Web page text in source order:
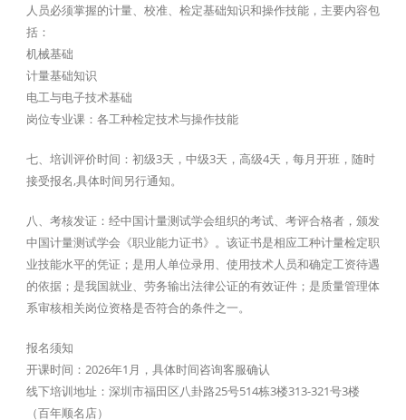
人员必须掌握的计量、校准、检定基础知识和操作技能，主要内容包
括：
机械基础
计量基础知识
电工与电子技术基础
岗位专业课：各工种检定技术与操作技能
七、培训评价时间：初级3天，中级3天，高级4天，每月开班，随时
接受报名,具体时间另行通知。
八、考核发证：经中国计量测试学会组织的考试、考评合格者，颁发
中国计量测试学会《职业能力证书》。该证书是相应工种计量检定职
业技能水平的凭证；是用人单位录用、使用技术人员和确定工资待遇
的依据；是我国就业、劳务输出法律公证的有效证件；是质量管理体
系审核相关岗位资格是否符合的条件之一。
报名须知
开课时间：2026年1月，具体时间咨询客服确认
线下培训地址：深圳市福田区八卦路25号514栋3楼313-321号3楼
（百年顺名店）